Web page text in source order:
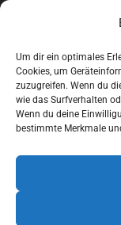
Um dir ein optimales
Cookies, um
zuzugreifen. Wenn du
wie das Surfverhalten
Wenn du deine
bestimmte Merkmale
Diese Internetseite